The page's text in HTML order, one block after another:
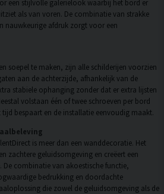
een stijlvolle galerielook waarbij het bord er
als van voren. De combinatie van strakke
nauwkeurige afdruk zorgt voor een
soepel te maken, zijn alle schilderijen voorzien
aan de achterzijde, afhankelijk van de
stabiele ophanging zonder dat er extra lijsten
volstaan één of twee schroeven per bord
bespaart en de installatie eenvoudig maakt.
is meer dan een wanddecoratie. Het
zachtere geluidsomgeving en creëert een
De combinatie van akoestische functie,
bedrukking en doordachte
die zowel de geluidsomgeving als de